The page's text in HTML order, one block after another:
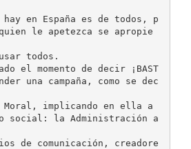
en España es de todos, p
le apetezca se apropie
todos.
el momento de decir ¡BAST
una campaña, como se dec
Moral, implicando en ella a
social: la Administración a
de comunicación, creadore